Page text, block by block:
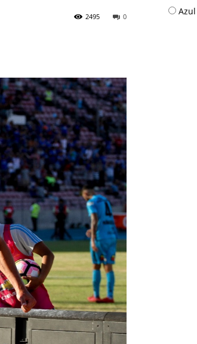
0
2495